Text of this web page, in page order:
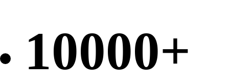
10000+